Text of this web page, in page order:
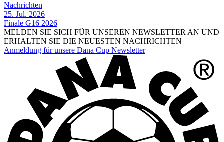
Nachrichten
25. Jul. 2026
Finale G16 2026
MELDEN SIE SICH FÜR UNSEREN NEWSLETTER AN UND
ERHALTEN SIE DIE NEUESTEN NACHRICHTEN
Anmeldung für unsere Dana Cup Newsletter